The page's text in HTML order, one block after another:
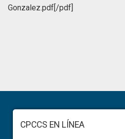
Gonzalez.pdf[/pdf]
Sidebar
FooterCPCCS EN LÍNEA